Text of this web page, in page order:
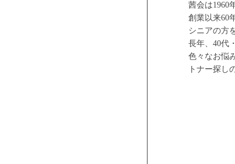
茜会は1960
創業以来60
シニアの方
長年、40代
色々なお悩
トナー探し